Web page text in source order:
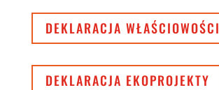
DEKLARACJA WŁAŚCIOWOŚCI
DEKLARACJA EKOPROJEKTY